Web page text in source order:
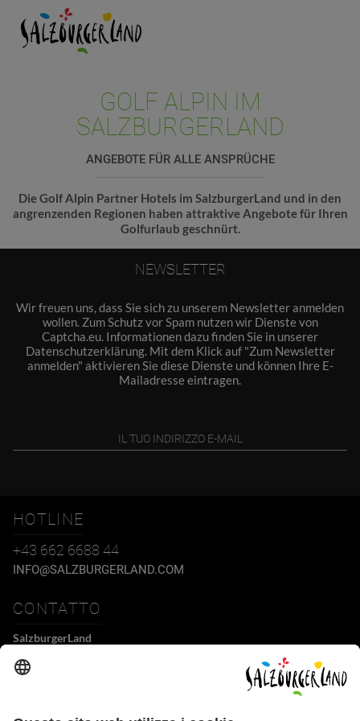
GOLF ALPIN IM
SALZBURGERLAND
ANGEBOTE FÜR ALLE ANSPRÜCHE
Die Golf Alpin Partner Hotels im SalzburgerLand und in den
angrenzenden Regionen haben attraktive Angebote für Ihren
Golfurlaub geschnürt.
NEWSLETTER
Wir freuen uns, dass Sie sich zu unserem Newsletter anmelden
wollen. Zum Schutz vor Spam nutzen wir Dienste von
Captcha.eu. Informationen dazu finden Sie in unserer
Datenschutzerklärung. Mit dem Klick auf "Zum Newsletter
anmelden" aktivieren Sie diese Dienste und können Ihre E-
Mailadresse eintragen.
HOTLINE
+43 662 6688 44
INFO@SALZBURGERLAND.COM
CONTATTO
SalzburgerLand